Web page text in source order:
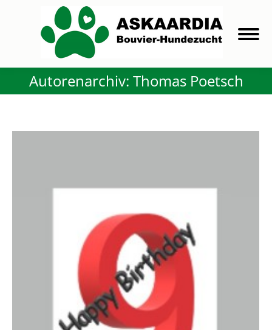
Autorenarchiv: Thomas Poetsch